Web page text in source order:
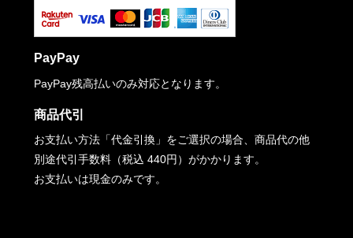
PayPay
PayPay残高払いのみ対応となります。
商品代引
お支払い方法「代金引換」をご選択の場合、商品代の他
別途代引手数料（税込 440円）がかかります。
お支払いは現金のみです。